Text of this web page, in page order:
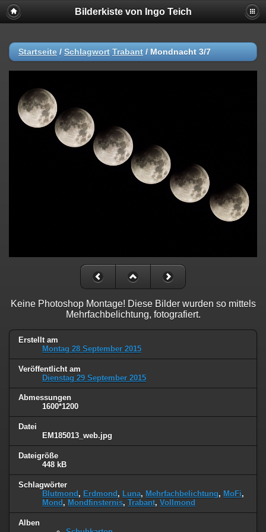
Bilderkiste von Ingo Teich
Startseite / Schlagwort Trabant / Mondnacht 3/7
Keine Photoshop Montage! Diese Bilder wurden so mittels
Mehrfachbelichtung, fotografiert.
Erstellt am
Montag 28 September 2015
Veröffentlicht am
Dienstag 29 September 2015
Abmessungen
1600*1200
Datei
EM185013_web.jpg
Dateigröße
448 kB
Schlagwörter
Blutmond , Erdmond , Luna, Mehrfachbelichtung, MoFi,
Mond , Mondfinsternis, Trabant, Vollmond
Alben